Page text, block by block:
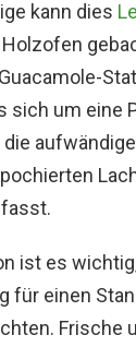
kann dies
sich um eine
die
ist es
für einen
Frische